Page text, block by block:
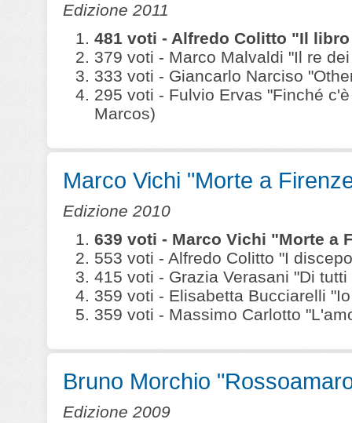
Edizione 2011
481 voti - Alfredo Colitto "Il
379 voti - Marco Malvaldi "Il re
333 voti - Giancarlo Narciso
295 voti - Fulvio Ervas "Finché
Marcos)
Marco Vichi "Morte a
Edizione 2010
639 voti - Marco Vichi "Morte a
553 voti - Alfredo Colitto "I
415 voti - Grazia Verasani "Di
359 voti - Elisabetta Bucciarelli
359 voti - Massimo Carlotto
Bruno Morchio
Edizione 2009